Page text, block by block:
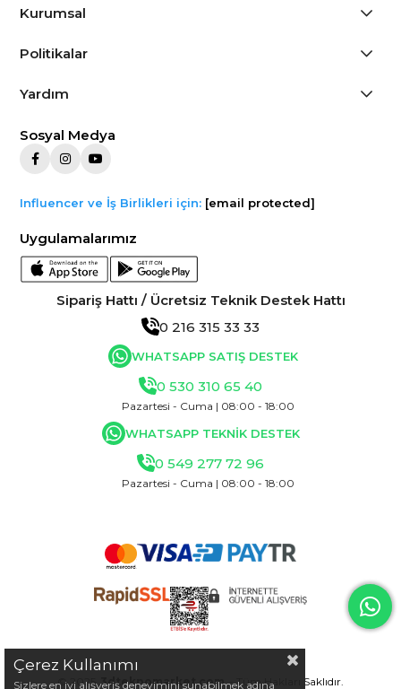
Kurumsal
Politikalar
Yardım
Sosyal Medya
Influencer ve İş Birlikleri için: [email protected]
Uygulamalarımız
Sipariş Hattı / Ücretsiz Teknik Destek Hattı
0 216 315 33 33
WHATSAPP SATIŞ DESTEK
0 530 310 65 40
Pazartesi - Cuma | 08:00 - 18:00
WHATSAPP TEKNİK DESTEK
0 549 277 72 96
Pazartesi - Cuma | 08:00 - 18:00
© 2025 3dteknomarket.com - Tüm Hakları Saklıdır.
Çerez Kullanımı
Sizlere en iyi alışveriş deneyimini sunabilmek adına